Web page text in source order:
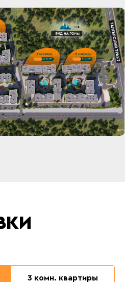
3 комн. квартиры